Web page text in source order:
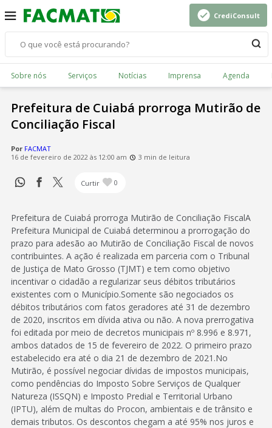
CrediConsult
Sobre nós Serviços Notícias Imprensa Agenda
Prefeitura de Cuiabá prorroga Mutirão de
Conciliação Fiscal
Por FACMAT
16 de fevereiro de 2022 às 12:00 am
3 min de leitura
Curtir 0
Prefeitura de Cuiabá prorroga Mutirão de Conciliação FiscalA
Prefeitura Municipal de Cuiabá determinou a prorrogação do
prazo para adesão ao Mutirão de Conciliação Fiscal de novos
contribuintes. A ação é realizada em parceria com o Tribunal
de Justiça de Mato Grosso (TJMT) e tem como objetivo
incentivar o cidadão a regularizar seus débitos tributários
existentes com o Município.Somente são negociados os
débitos tributários com fatos geradores até 31 de dezembro
de 2020, inscritos em dívida ativa ou não. A nova prerrogativa
foi editada por meio de decretos municipais nº 8.996 e 8.971,
ambos datados de 15 de fevereiro de 2022. O primeiro prazo
estabelecido era até o dia 21 de dezembro de 2021.No
Mutirão, é possível negociar dívidas de impostos municipais,
como pendências do Imposto Sobre Serviços de Qualquer
Natureza (ISSQN) e Imposto Predial e Territorial Urbano
(IPTU), além de multas do Procon, ambientais e de trânsito e
demais tributos. Os descontos chegam a até 95% nos juros e